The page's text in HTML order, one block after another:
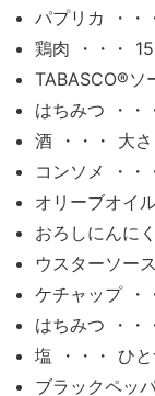
パプリカ ・・
鶏肉 ・・・
TABASCO®ソ
はちみつ ・・
酒 ・・・ 大さ
コンソメ ・・
オリーブオイ
おろしにんに
ウスターソー
ケチャップ ・
はちみつ ・・
塩 ・・・ ひ
ブラックペッ